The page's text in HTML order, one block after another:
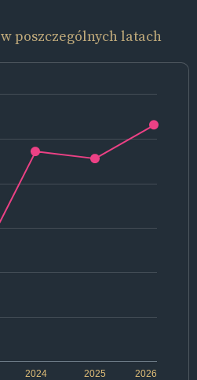
w poszczególnych latach
2024 2026
2025